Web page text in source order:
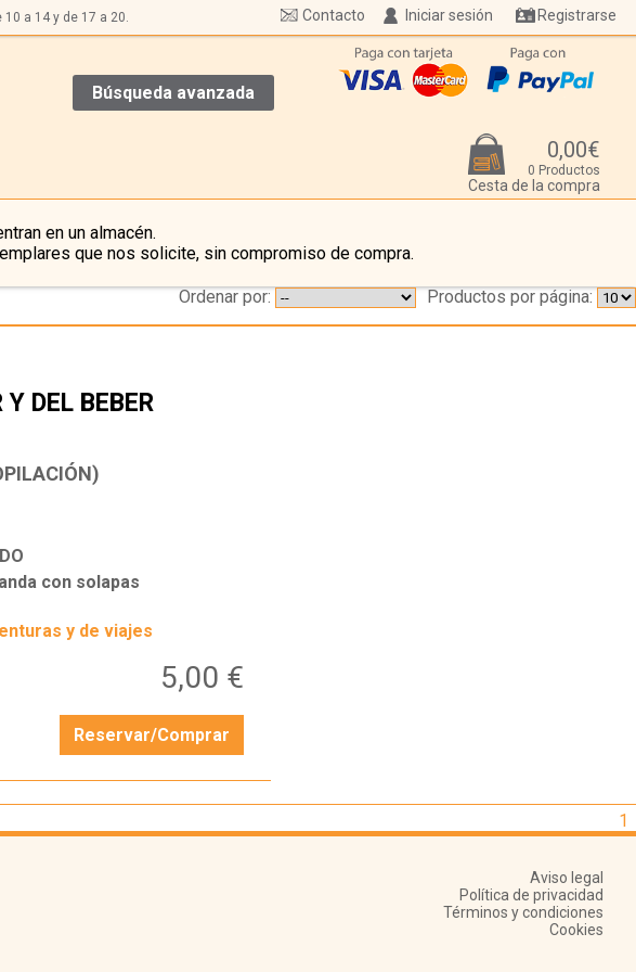
a 14 y de 17 a 20. Iniciar sesión Registrarse
Contacto
Búsqueda avanzada
0,00€
0 Productos
Cesta de la compra
en un almacén.
que nos solicite, sin compromiso de compra.
Productos por página:
Ordenar por:
DEL BEBER
con solapas
y de viajes
5,00 €
Reservar/Comprar
1
Aviso legal
Política de privacidad
Términos y condiciones
Cookies